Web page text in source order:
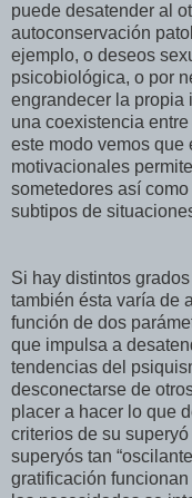
puede desatender al
autoconservación
ejemplo, o deseos
psicobiológica, o por
engrandecer la propia
una coexistencia
este modo vemos que
motivacionales
sometedores así
subtipos de
Si hay distintos
también ésta varía de
función de dos
que impulsa a
tendencias del
desconectarse de
placer a hacer lo que
criterios de su
superyós tan
gratificación